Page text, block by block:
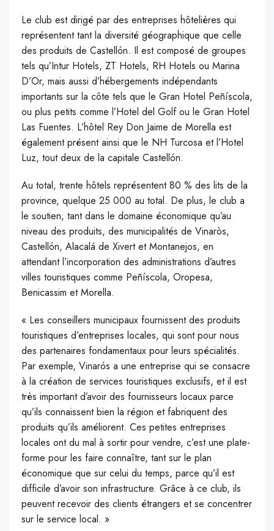
Le club est dirigé par des entreprises hôtelières qui
représentent tant la diversité géographique que celle
des produits de Castellón. Il est composé de groupes
tels qu’Intur Hotels, ZT Hotels, RH Hotels ou Marina
D’Or, mais aussi d’hébergements indépendants
importants sur la côte tels que le Gran Hotel Peñíscola,
ou plus petits comme l’Hotel del Golf ou le Gran Hotel
Las Fuentes. L’hôtel Rey Don Jaime de Morella est
également présent ainsi que le NH Turcosa et l’Hotel
Luz, tout deux de la capitale Castellón.
Au total, trente hôtels représentent 80 % des lits de la
province, quelque 25 000 au total. De plus, le club a
le soutien, tant dans le domaine économique qu’au
niveau des produits, des municipalités de Vinaròs,
Castellón, Alacalá de Xivert et Montanejos, en
attendant l’incorporation des administrations d’autres
villes touristiques comme Peñíscola, Oropesa,
Benicassim et Morella.
« Les conseillers municipaux fournissent des produits
touristiques d’entreprises locales, qui sont pour nous
des partenaires fondamentaux pour leurs spécialités.
Par exemple, Vinarós a une entreprise qui se consacre
à la création de services touristiques exclusifs, et il est
très important d’avoir des fournisseurs locaux parce
qu’ils connaissent bien la région et fabriquent des
produits qu’ils améliorent. Ces petites entreprises
locales ont du mal à sortir pour vendre, c’est une plate-
forme pour les faire connaître, tant sur le plan
économique que sur celui du temps, parce qu’il est
difficile d’avoir son infrastructure. Grâce à ce club, ils
peuvent recevoir des clients étrangers et se concentrer
sur le service local. »